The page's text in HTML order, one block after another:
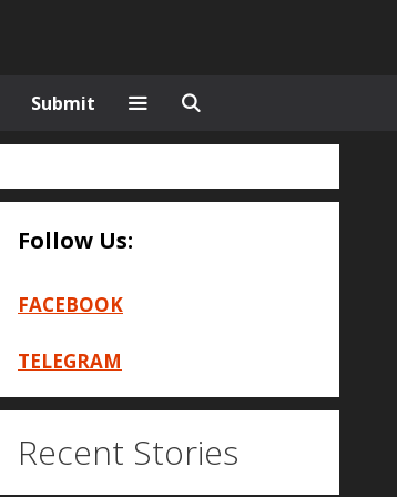
Submit
Follow Us:
FACEBOOK
TELEGRAM
Recent Stories